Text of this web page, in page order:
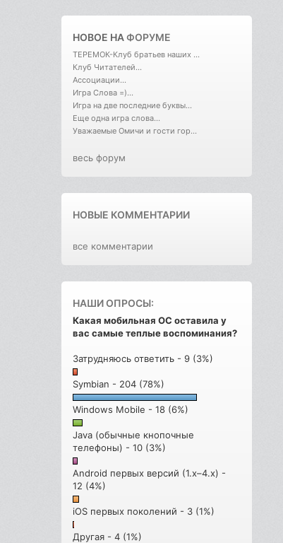
НОВОЕ НАФОРУМЕ
ТЕРЕМОК-Клуб братьев наших ...
Клуб Читателей...
Ассоциации...
Игра Слова =)...
Игра на две последние буквы...
Еще одна игра слова...
Уважаемые Омичи и гости гор...
весь форум
НОВЫЕ КОММЕНТАРИИ
все комментарии
НАШИ ОПРОСЫ:
Какая мобильная ОС оставила у
вас самые теплые воспоминания?
Затрудняюсь ответить - 9 (3%)
Symbian - 204 (78%)
Windows Mobile - 18 (6%)
Java (обычные кнопочные
телефоны) - 10 (3%)
Android первых версий (1.x–4.x) -
12 (4%)
iOS первых поколений - 3 (1%)
Другая - 4 (1%)